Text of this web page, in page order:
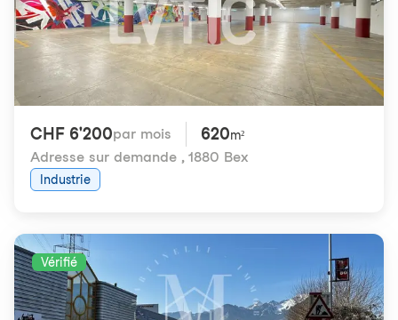
CHF 6'200par mois 620m²
Adresse sur demande , 1880 Bex
Industrie
Vérifié